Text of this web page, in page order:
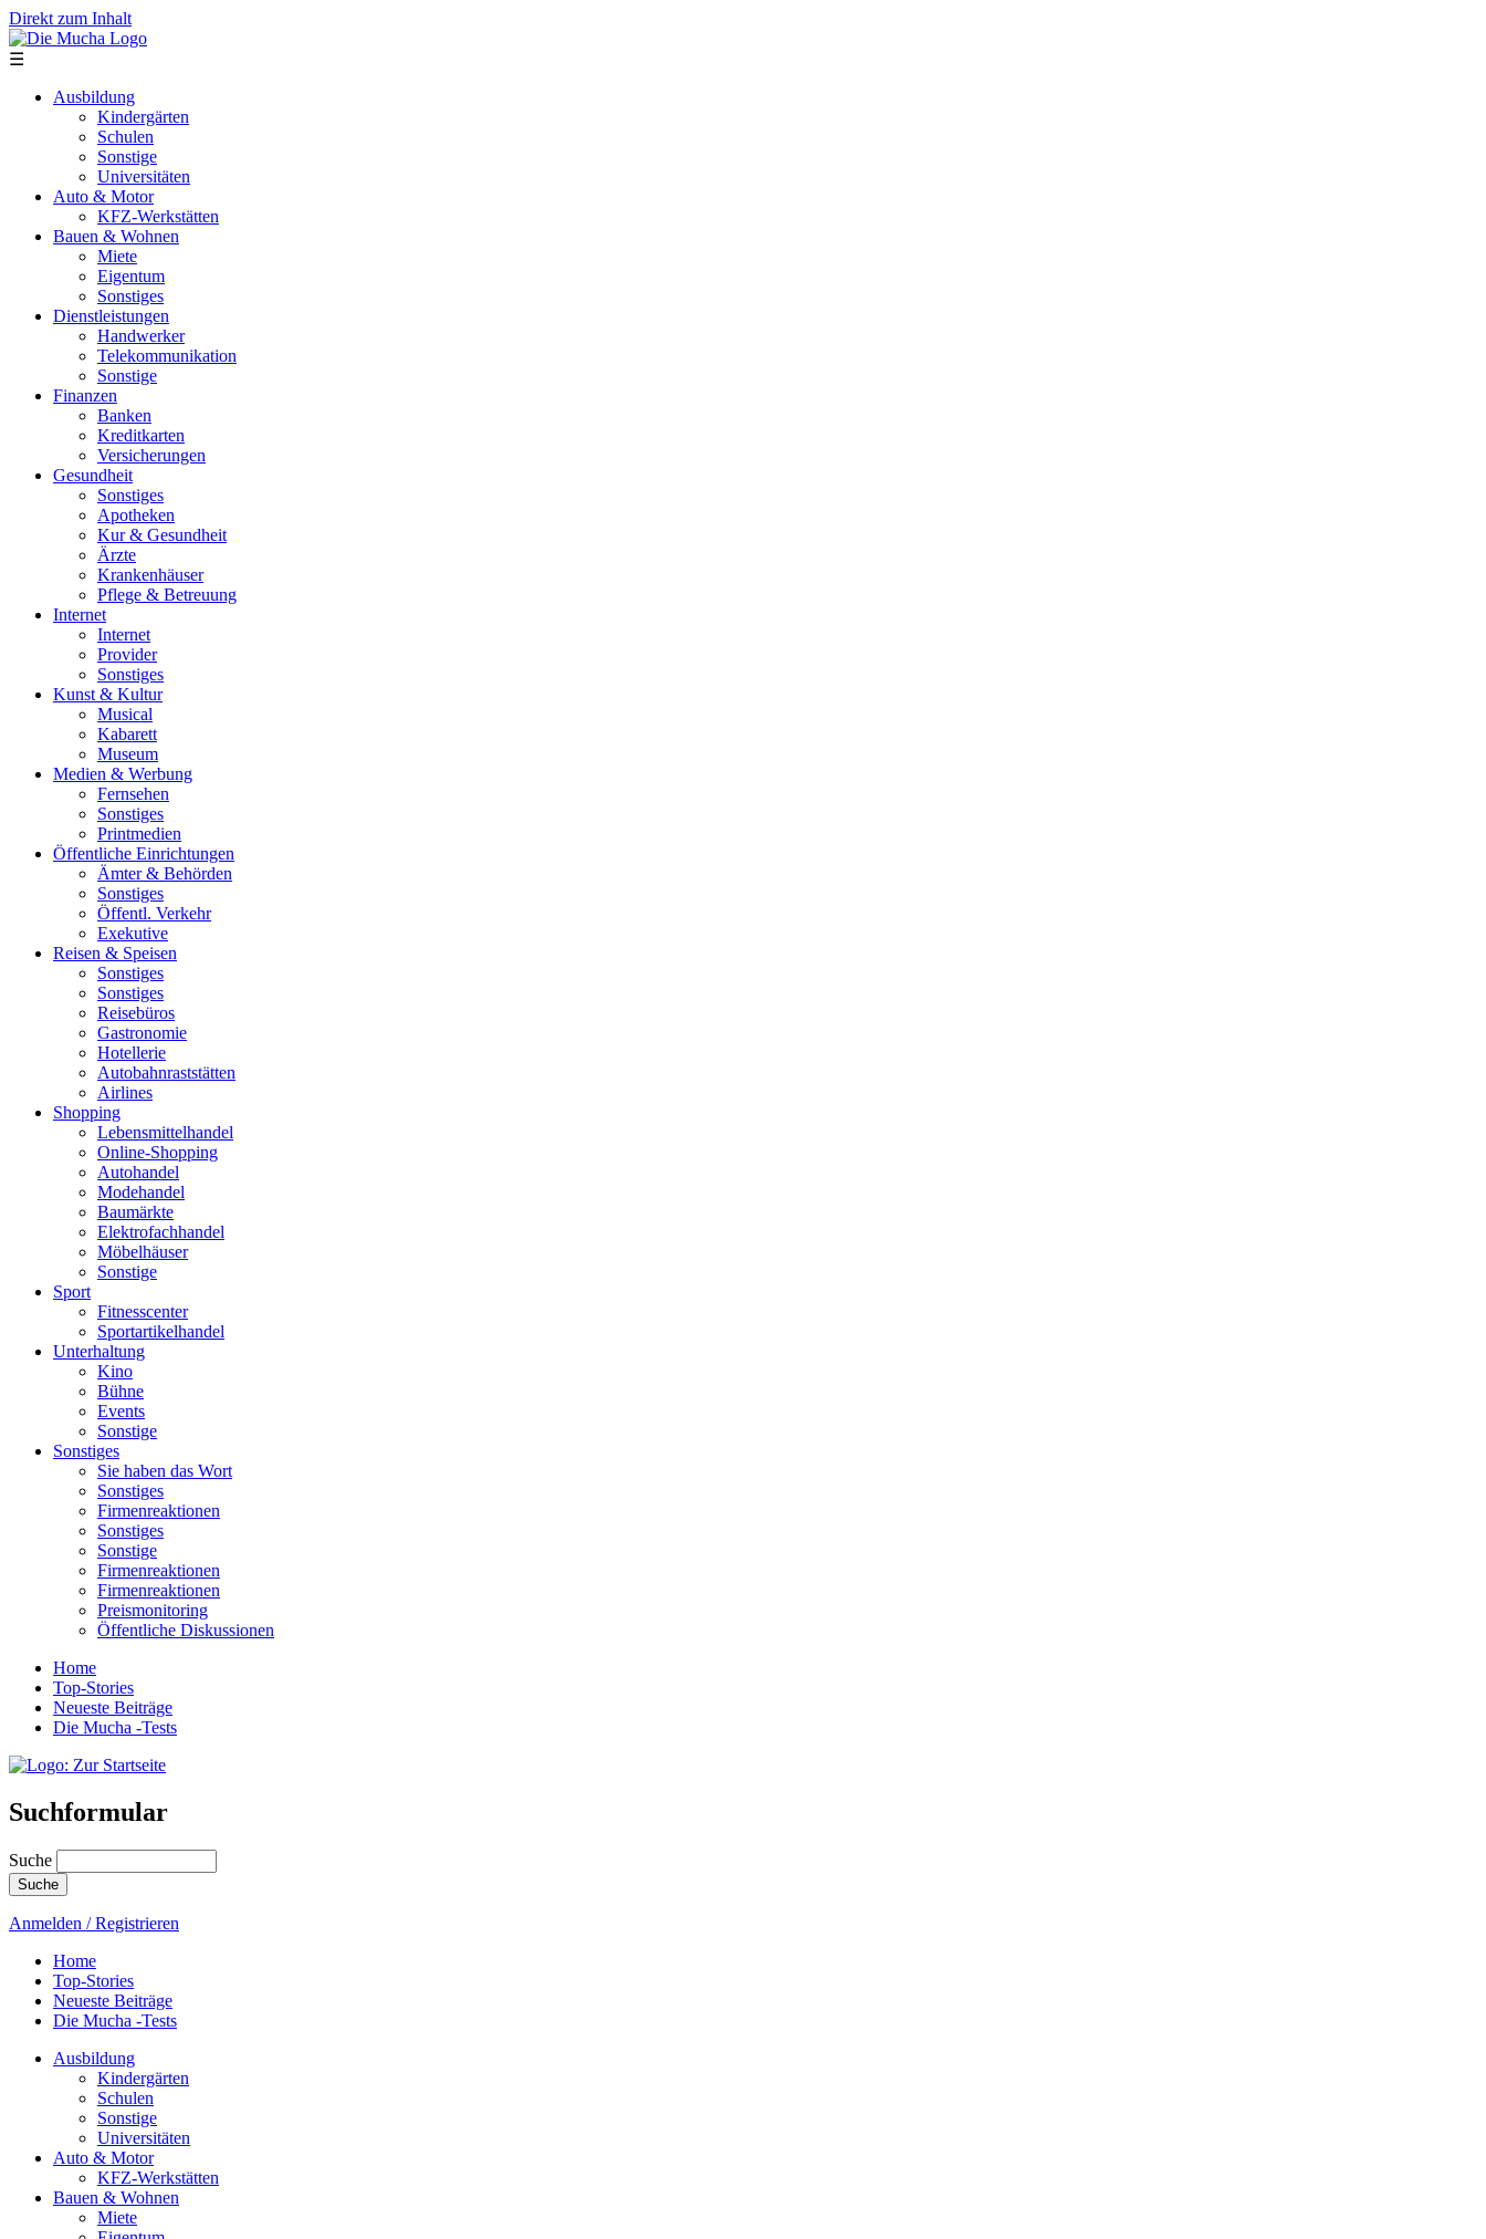
Direkt zum Inhalt
☰
Ausbildung
Kindergärten
Schulen
Sonstige
Universitäten
Auto & Motor
KFZ-Werkstätten
Bauen & Wohnen
Miete
Eigentum
Sonstiges
Dienstleistungen
Handwerker
Telekommunikation
Sonstige
Finanzen
Banken
Kreditkarten
Versicherungen
Gesundheit
Sonstiges
Apotheken
Kur & Gesundheit
Ärzte
Krankenhäuser
Pflege & Betreuung
Internet
Internet
Provider
Sonstiges
Kunst & Kultur
Musical
Kabarett
Museum
Medien & Werbung
Fernsehen
Sonstiges
Printmedien
Öffentliche Einrichtungen
Ämter & Behörden
Sonstiges
Öffentl. Verkehr
Exekutive
Reisen & Speisen
Sonstiges
Sonstiges
Reisebüros
Gastronomie
Hotellerie
Autobahnraststätten
Airlines
Shopping
Lebensmittelhandel
Online-Shopping
Autohandel
Modehandel
Baumärkte
Elektrofachhandel
Möbelhäuser
Sonstige
Sport
Fitnesscenter
Sportartikelhandel
Unterhaltung
Kino
Bühne
Events
Sonstige
Sonstiges
Sie haben das Wort
Sonstiges
Firmenreaktionen
Sonstiges
Sonstige
Firmenreaktionen
Firmenreaktionen
Preismonitoring
Öffentliche Diskussionen
Home
Top-Stories
Neueste Beiträge
Die Mucha -Tests
Suchformular
Suche
Anmelden / Registrieren
Home
Top-Stories
Neueste Beiträge
Die Mucha -Tests
Ausbildung
Kindergärten
Schulen
Sonstige
Universitäten
Auto & Motor
KFZ-Werkstätten
Bauen & Wohnen
Miete